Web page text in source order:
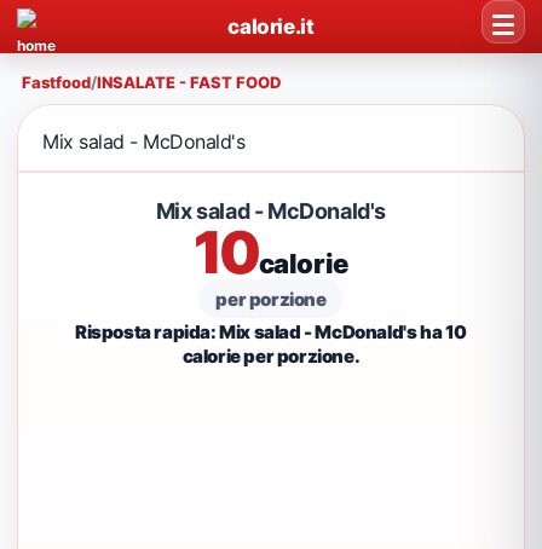
calorie.it
Fastfood/INSALATE - FAST FOOD
Mix salad - McDonald's
Mix salad - McDonald's
10calorie
per porzione
Risposta rapida: Mix salad - McDonald's ha 10
calorie per porzione.